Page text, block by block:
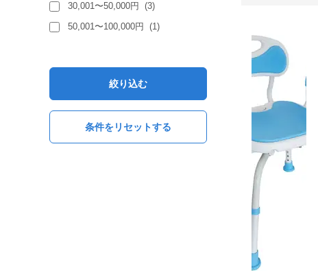
30,001〜50,000円
(3)
50,001〜100,000円
(1)
絞り込む
条件をリセットする